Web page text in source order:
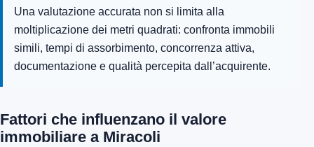
Una valutazione accurata non si limita alla
moltiplicazione dei metri quadrati: confronta immobili
simili, tempi di assorbimento, concorrenza attiva,
documentazione e qualità percepita dall’acquirente.
Fattori che influenzano il valore
immobiliare a Miracoli